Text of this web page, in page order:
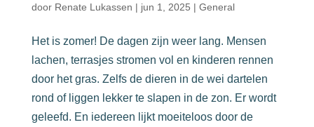
door Renate Lukassen | jun 1, 2025 | General
Het is zomer! De dagen zijn weer lang. Mensen
lachen, terrasjes stromen vol en kinderen rennen
door het gras. Zelfs de dieren in de wei dartelen
rond of liggen lekker te slapen in de zon. Er wordt
geleefd. En iedereen lijkt moeiteloos door de